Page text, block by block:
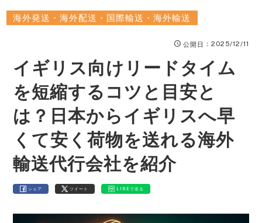
海外発送・海外配送・国際輸送・海外輸送
公開日 ：2025/12/11
イギリス向けリードタイム
を短縮するコツと目安と
は？日本からイギリスへ早
くて安く荷物を送れる海外
輸送代行会社を紹介
シェア ツイート LINEで送る